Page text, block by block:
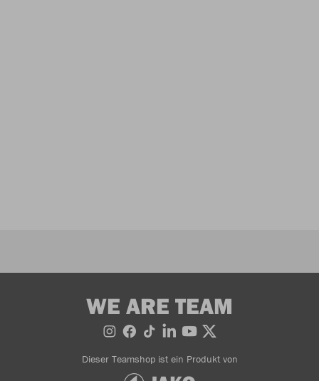
WE ARE TEAM
Dieser Teamshop ist ein Produkt von